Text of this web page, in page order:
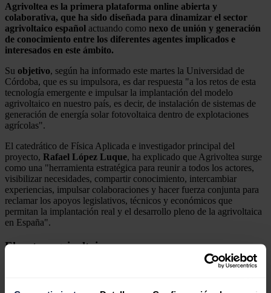
Agrivoltea es la primera plataforma online abierta y
colaborativa, que ha sido diseñada para dinamizar el sector
agrivoltaico español actuando como nexo de unión y generación
de conocimiento entre los diferentes agentes implicados e
interesados en este ámbito.
Su objetivo, según ha informado este martes la Universidad de
Córdoba, que es su impulsora, es dar respuesta "a los retos de esta
tecnología emergente e impulsar la implantación del modelo
agrivoltaico en nuestro país, es decir, de instalación de sistemas de
generación de energía solar fotovoltaica dentro de explotaciones
agrícolas".
El catedrático de Física Aplicada e investigador principal del
proyecto, Rafael López Luque, ha explicado que Agrivoltea surge
como una "herramienta estratégica para reunir a todos los actores,
visibilizar necesidades, compartir conocimiento, intercambiar
experiencias, impulsar colaboraciones y hacer fuerza conjunta para
reclamar los apoyos legislativos, técnicos y económicos que
permitan la implantación real y el desarrollo pleno de la agrivoltaica
en España".
El sector agrivoltaico
Para el grupo investigador, este proyecto no es solo innovación, "es